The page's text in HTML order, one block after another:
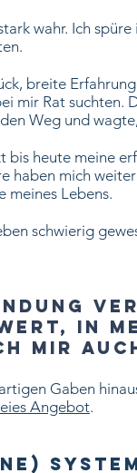
wahr. Ich
breite
mir Rat
Weg und
heute meine
mich
meines Lebens.
schwierig
in
mir
Gaben
Angebot.